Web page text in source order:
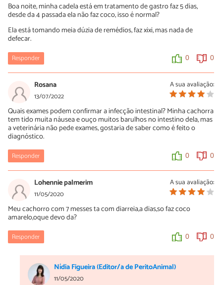
Boa noite, minha cadela está em tratamento de gastro faz 5 dias,
desde da 4 passada ela não faz coco, isso é normal?
Ela está tomando meia dúzia de remédios, faz xixi, mas nada de
defecar.
Responder 0 0
A sua avaliação:
Rosana
13/07/2022
Quais exames podem confirmar a infecção intestinal? Minha cachorra
tem tido muita náusea e ouço muitos barulhos no intestino dela, mas
a veterinária não pede exames, gostaria de saber como é feito o
diagnóstico.
Responder 0 0
A sua avaliação:
Lohennie palmerim
11/05/2020
Meu cachorro com 7 messes ta com diarreia,a dias,so faz coco
amarelo,oque devo da?
Responder 0 0
Nídia Figueira (Editor/a de PeritoAnimal)
11/05/2020